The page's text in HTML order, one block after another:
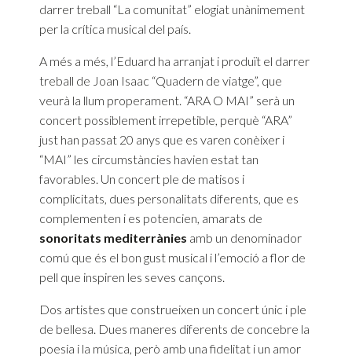
darrer treball “La comunitat” elogiat unànimement
per la crítica musical del país.
A més a més, l’Eduard ha arranjat i produït el darrer
treball de Joan Isaac “Quadern de viatge”, que
veurà la llum properament. “ARA O MAI” serà un
concert possiblement irrepetible, perquè “ARA”
just han passat 20 anys que es varen conèixer i
“MAI” les circumstàncies havien estat tan
favorables. Un concert ple de matisos i
complicitats, dues personalitats diferents, que es
complementen i es potencien, amarats de
sonoritats mediterrànies amb un denominador
comú que és el bon gust musical i l’emoció a flor de
pell que inspiren les seves cançons.
Dos artistes que construeixen un concert únic i ple
de bellesa. Dues maneres diferents de concebre la
poesia i la música, però amb una fidelitat i un amor